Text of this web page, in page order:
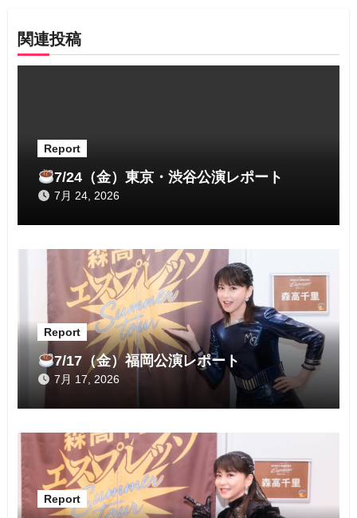
ゲ
ー
関連投稿
Report
7/24（金）東京・渋谷公演レポート
7月 24, 2026
Report
7/17（金）福岡公演レポート
7月 17, 2026
Report